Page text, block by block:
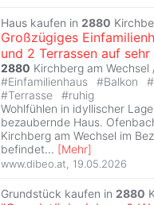
Haus kaufen in 2880
Großzügiges
und 2 Terrassen auf
2880 Kirchberg am
#Einfamilienhaus #Balkon #
#Terrasse #ruhig
Wohlfühlen in idyllischer
bezaubernde Haus.
Kirchberg am Wechsel im
befindet... [Mehr]
www.dibeo.at, 19.05.2026
Grundstück kaufen in 2880